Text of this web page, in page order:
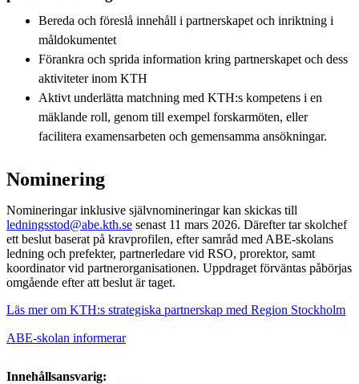
Bereda och föreslå innehåll i partnerskapet och inriktning i
måldokumentet
Förankra och sprida information kring partnerskapet och dess
aktiviteter inom KTH
Aktivt underlätta matchning med KTH:s kompetens i en
mäklande roll, genom till exempel forskarmöten, eller
facilitera examensarbeten och gemensamma ansökningar.
Nominering
Nomineringar inklusive självnomineringar kan skickas till
ledningsstod@abe.kth.se senast 11 mars 2026. Därefter tar skolchef
ett beslut baserat på kravprofilen, efter samråd med ABE-skolans
ledning och prefekter, partnerledare vid RSO, prorektor, samt
koordinator vid partnerorganisationen. Uppdraget förväntas påbörjas
omgående efter att beslut är taget.
Läs mer om KTH:s strategiska partnerskap med Region Stockholm
ABE-skolan informerar
Innehållsansvarig: